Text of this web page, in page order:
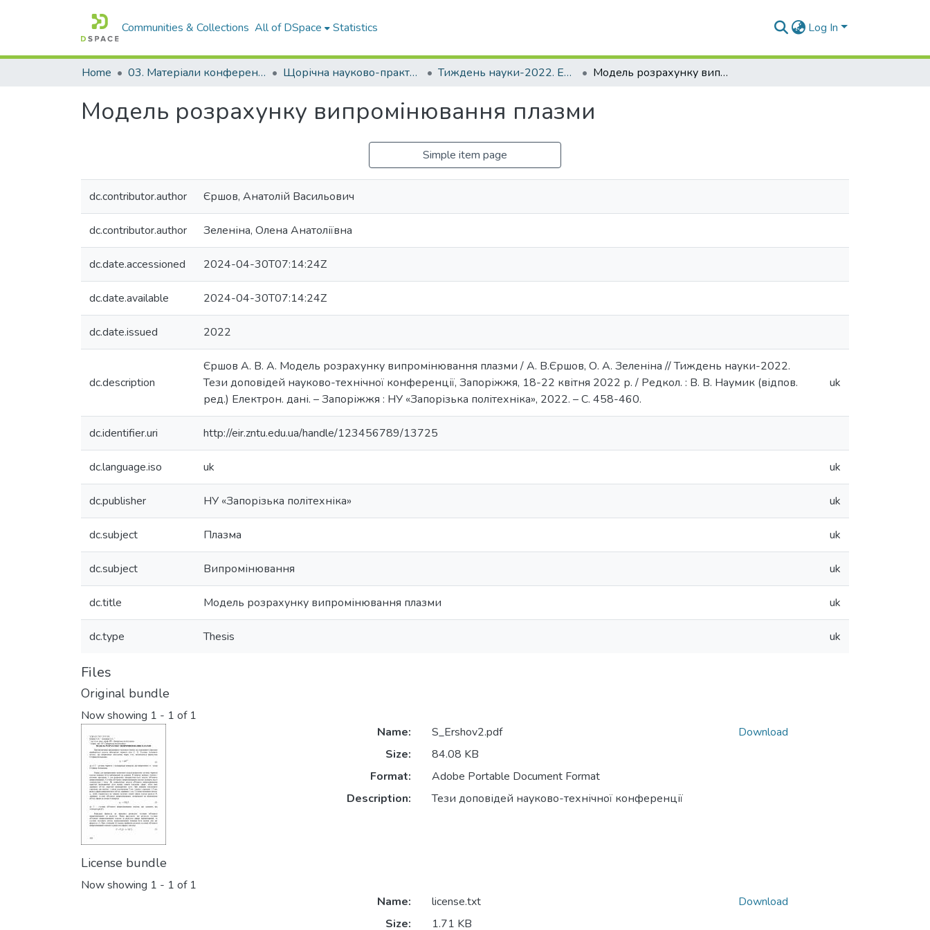
Communities & Collections All of DSpace Statistics Log In
Home 03. Матеріали конференцій та семінарів Щорічна науково-практична конференція «Тиждень науки» Тиждень науки-2022. Електротехнічний факультет Модель розрахунку випромінювання плазми
Модель розрахунку випромінювання плазми
Simple item page
dc.contributor.author Єршов, Анатолій Васильович
dc.contributor.author Зеленіна, Олена Анатоліївна
dc.date.accessioned 2024-04-30T07:14:24Z
dc.date.available 2024-04-30T07:14:24Z
dc.date.issued 2022
dc.description
Єршов А. В. А. Модель розрахунку випромінювання плазми / А. В.Єршов, О. А. Зеленіна // Тиждень науки-2022.
Тези доповідей науково-технічної конференції, Запоріжжя, 18-22 квітня 2022 р. / Редкол. : В. В. Наумик (відпов.
ред.) Електрон. дані. – Запоріжжя : НУ «Запорізька політехніка», 2022. – С. 458-460.
uk
dc.identifier.uri http://eir.zntu.edu.ua/handle/123456789/13725
dc.language.iso uk uk
dc.publisher НУ «Запорізька політехніка» uk
dc.subject Плазма uk
dc.subject Випромінювання uk
dc.title Модель розрахунку випромінювання плазми uk
dc.type Thesis uk
Files
Original bundle
Now showing 1 - 1 of 1
Name:
S_Ershov2.pdf
Size:
84.08 KB
Format:
Adobe Portable Document Format
Description:
Тези доповідей науково-технічної конференції
Download
License bundle
Now showing 1 - 1 of 1
Name:
license.txt
Size:
1.71 KB
Download